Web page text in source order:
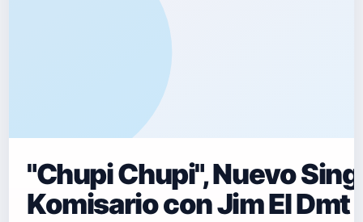
"Chupi Chupi", Nuevo
Komisario con Jim El Dmt